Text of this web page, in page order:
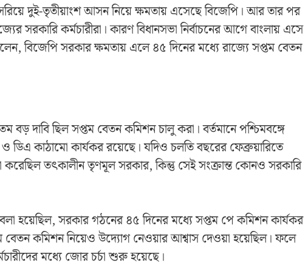
দুই-তৃতীয়াংশ আসন নিয়ে ক্ষমতায় এসেছে বিজেপি। আর তার পর
কর্মচারীরা। কারণ বিধানসভা নির্বাচনের আগে বাংলায় এসে
বিজেপি সরকার ক্ষমতায় এলে ৪৫ দিনের মধ্যে রাজ্যে সপ্তম বেতন
বড় দাবি ছিল সপ্তম বেতন কমিশন চালু করা। বর্তমানে পশ্চিমবঙ্গে
কাঠামো কার্যকর রয়েছে। যদিও চলতি বছরের ফেব্রুয়ারিতে
তৎকালীন তৃণমূল সরকার, কিন্তু সেই সংক্রান্ত কোনও সরকারি
বলা হয়েছিল, সরকার গঠনের ৪৫ দিনের মধ্যে সপ্তম পে কমিশন কার্যকর
কমিশন নিয়েও উদ্যোগ নেওয়ার আশ্বাস দেওয়া হয়েছিল। ফলে
মধ্যে জোর চর্চা শুরু হয়েছে।